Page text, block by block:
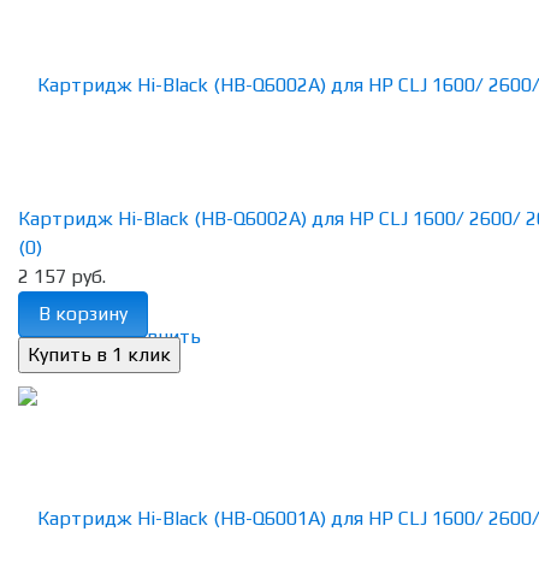
избранное сравнить
Картридж Hi-Black (HB-Q6002A) для HP CLJ 1600/ 2600/
(0)
2 157 руб.
В корзину